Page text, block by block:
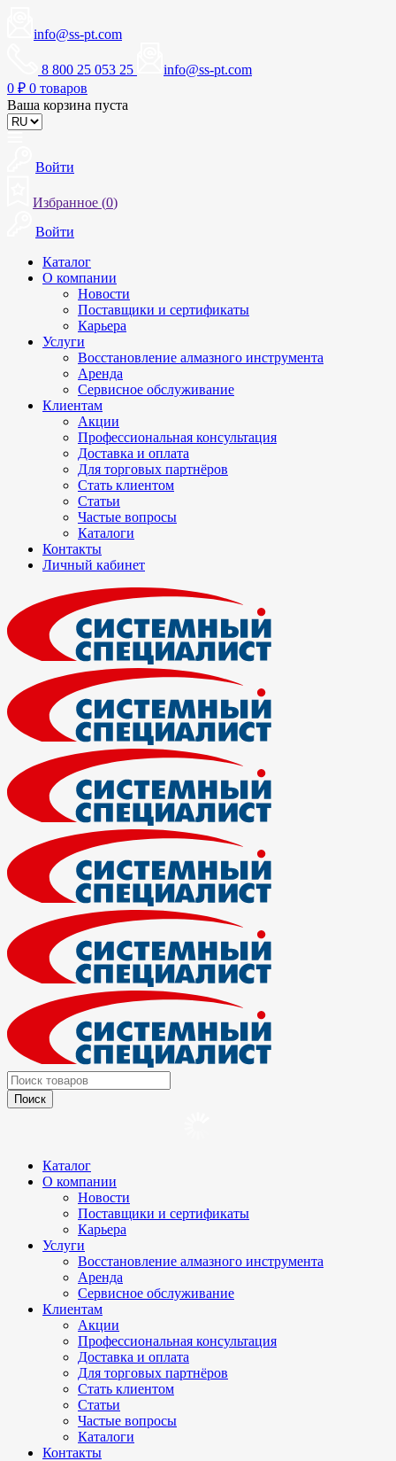
info@ss-pt.com
8 800 25 053 25
info@ss-pt.com
0 ₽ 0 товаров
Ваша корзина пуста
Войти
Избранное (0)
Войти
Каталог
О компании
Новости
Поставщики и сертификаты
Карьера
Услуги
Восстановление алмазного инструмента
Аренда
Сервисное обслуживание
Клиентам
Акции
Профессиональная консультация
Доставка и оплата
Для торговых партнёров
Стать клиентом
Статьи
Частые вопросы
Каталоги
Контакты
Личный кабинет
Каталог
О компании
Новости
Поставщики и сертификаты
Карьера
Услуги
Восстановление алмазного инструмента
Аренда
Сервисное обслуживание
Клиентам
Акции
Профессиональная консультация
Доставка и оплата
Для торговых партнёров
Стать клиентом
Статьи
Частые вопросы
Каталоги
Контакты